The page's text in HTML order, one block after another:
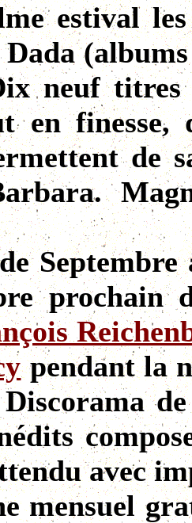
estival
Dada
neuf titres
en
de
prochain
pendant la
avec
mensuel